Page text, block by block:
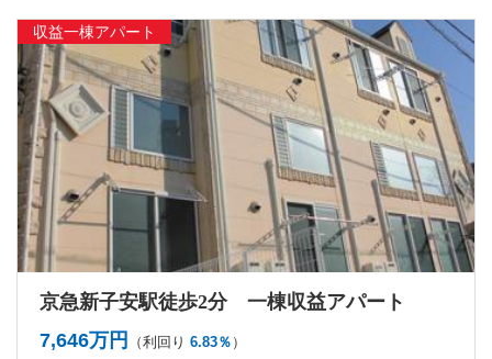
京急新子安駅徒歩2分 一棟収益アパート
収益一棟アパート
7,646万円 （利回り 6.83％ ）